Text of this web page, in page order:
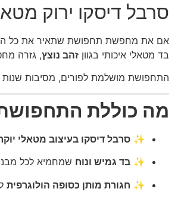
סרבל דיסקו ירוק
אם את מחפשת תחפושת שתאיר את כל
בד מטאלי איכותי בגוון זהב נוצץ, גזרה
התחפושת מושלמת לפורים, מסיבות שנות ה-70, ריקודים
מה כוללת
✨ סרבל דיסקו בעיצוב מטאלי
✨ בד גמיש ונוח שמחמיא לכל
✨ חגורת מותן כסופה הולוגרפית